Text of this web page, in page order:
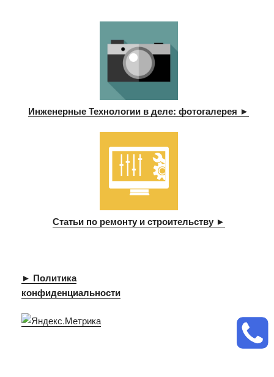
Инженерные Технологии в деле: фотогалерея ►
Статьи по ремонту и строительству ►
► Политика
конфиденциальности